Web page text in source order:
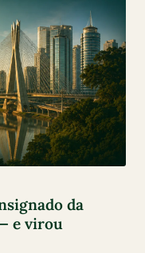
da
e virou